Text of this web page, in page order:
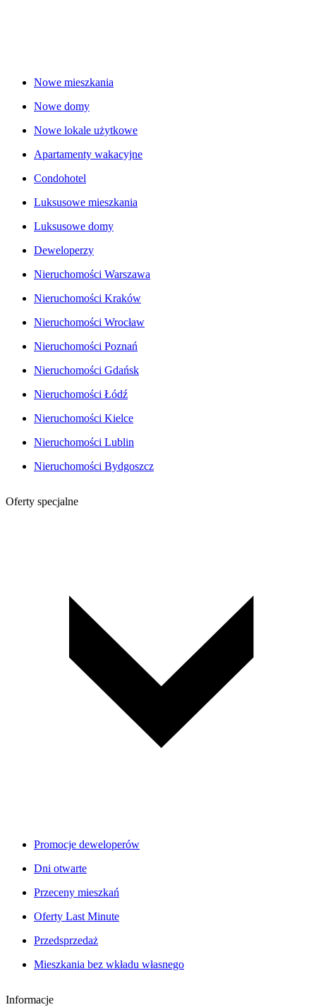
Nowe mieszkania
Nowe domy
Nowe lokale użytkowe
Apartamenty wakacyjne
Condohotel
Luksusowe mieszkania
Luksusowe domy
Deweloperzy
Nieruchomości Warszawa
Nieruchomości Kraków
Nieruchomości Wrocław
Nieruchomości Poznań
Nieruchomości Gdańsk
Nieruchomości Łódź
Nieruchomości Kielce
Nieruchomości Lublin
Nieruchomości Bydgoszcz
Oferty specjalne
Promocje deweloperów
Dni otwarte
Przeceny mieszkań
Oferty Last Minute
Przedsprzedaż
Mieszkania bez wkładu własnego
Informacje